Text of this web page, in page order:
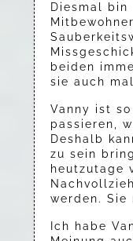
Diesmal
beiden
sie auch
Vanny ist
passieren,
Deshalb
zu sein
heutzutage
werden. Sie
Ich habe